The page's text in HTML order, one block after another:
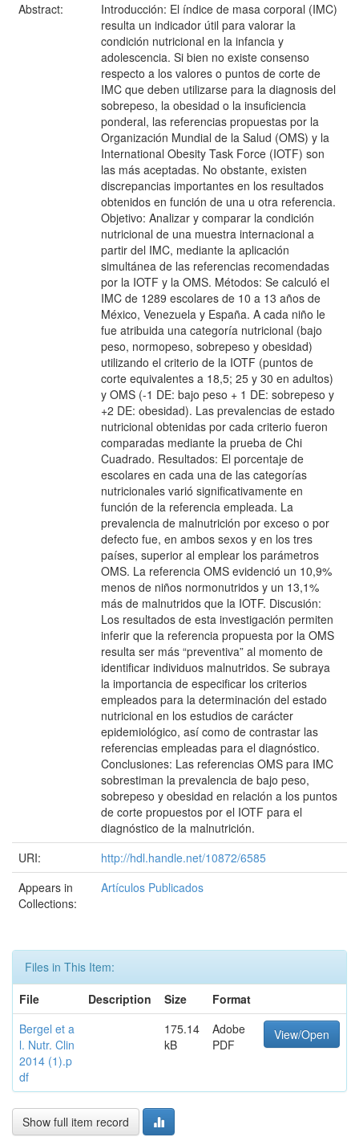
Abstract:
Introducción: El índice de masa corporal (IMC)
resulta un indicador útil para valorar la
condición nutricional en la infancia y
adolescencia. Si bien no existe consenso
respecto a los valores o puntos de corte de
IMC que deben utilizarse para la diagnosis del
sobrepeso, la obesidad o la insuficiencia
ponderal, las referencias propuestas por la
Organización Mundial de la Salud (OMS) y la
International Obesity Task Force (IOTF) son
las más aceptadas. No obstante, existen
discrepancias importantes en los resultados
obtenidos en función de una u otra referencia.
Objetivo: Analizar y comparar la condición
nutricional de una muestra internacional a
partir del IMC, mediante la aplicación
simultánea de las referencias recomendadas
por la IOTF y la OMS. Métodos: Se calculó el
IMC de 1289 escolares de 10 a 13 años de
México, Venezuela y España. A cada niño le
fue atribuida una categoría nutricional (bajo
peso, normopeso, sobrepeso y obesidad)
utilizando el criterio de la IOTF (puntos de
corte equivalentes a 18,5; 25 y 30 en adultos)
y OMS (-1 DE: bajo peso + 1 DE: sobrepeso y
+2 DE: obesidad). Las prevalencias de estado
nutricional obtenidas por cada criterio fueron
comparadas mediante la prueba de Chi
Cuadrado. Resultados: El porcentaje de
escolares en cada una de las categorías
nutricionales varió significativamente en
función de la referencia empleada. La
prevalencia de malnutrición por exceso o por
defecto fue, en ambos sexos y en los tres
países, superior al emplear los parámetros
OMS. La referencia OMS evidenció un 10,9%
menos de niños normonutridos y un 13,1%
más de malnutridos que la IOTF. Discusión:
Los resultados de esta investigación permiten
inferir que la referencia propuesta por la OMS
resulta ser más “preventiva” al momento de
identificar individuos malnutridos. Se subraya
la importancia de especificar los criterios
empleados para la determinación del estado
nutricional en los estudios de carácter
epidemiológico, así como de contrastar las
referencias empleadas para el diagnóstico.
Conclusiones: Las referencias OMS para IMC
sobrestiman la prevalencia de bajo peso,
sobrepeso y obesidad en relación a los puntos
de corte propuestos por el IOTF para el
diagnóstico de la malnutrición.
URI:
http://hdl.handle.net/10872/6585
Appears in
Collections:
Artículos Publicados
Files in This Item:
File
Description Size
Format
Bergel et a
l. Nutr. Clin
2014 (1).p
df
175.14
kB
Adobe
PDF
View/Open
Show full item record